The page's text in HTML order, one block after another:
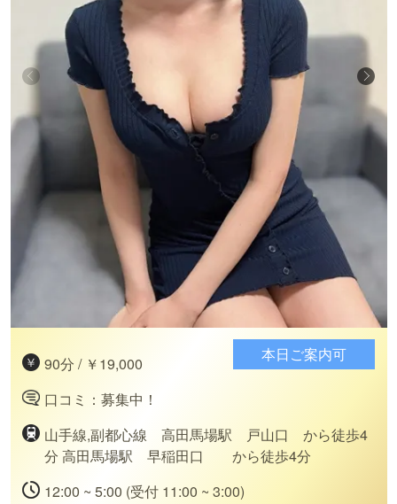
90分 / ￥19,000
口コミ：募集中！
山手線,副都心線 高田馬場駅 戸山口 から徒歩4
分 高田馬場駅 早稲田口 から徒歩4分
12:00 ~ 5:00 (受付 11:00 ~ 3:00)
本日ご案内可